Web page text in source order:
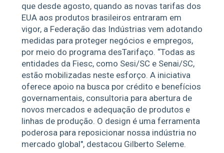
que desde agosto, quando as novas tarifas dos
EUA aos produtos brasileiros entraram em
vigor, a Federação das Indústrias vem adotando
medidas para proteger negócios e empregos,
por meio do programa desTarifaço. “Todas as
entidades da Fiesc, como Sesi/SC e Senai/SC,
estão mobilizadas neste esforço. A iniciativa
oferece apoio na busca por crédito e benefícios
governamentais, consultoria para abertura de
novos mercados e adequação de produtos e
linhas de produção. O design é uma ferramenta
poderosa para reposicionar nossa indústria no
mercado global", destacou Gilberto Seleme.